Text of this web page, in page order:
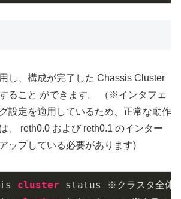
し、構成が完了した Chassis Cluster
ること ができます。 （※インタフェ
設定を適用しているため、正常な動作
、 reth0.0 および reth0.1 のインター
ップしている必要があります)
cluster status ※クラスタ全体の